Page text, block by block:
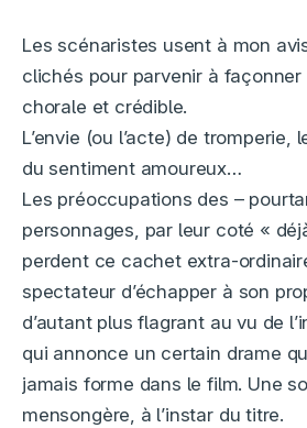
Les scénaristes usent à mon
clichés pour parvenir à
chorale et crédible.
L’envie (ou l’acte) de tromperie,
du sentiment amoureux…
Les préoccupations des –
personnages, par leur coté «
perdent ce cachet extra-
spectateur d’échapper à son
d’autant plus flagrant au vu de
qui annonce un certain drame
jamais forme dans le film. Une
mensongère, à l’instar du titre.